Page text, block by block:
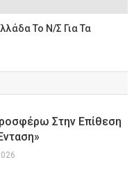
Το Ν/σ Για Τα
Στην Επίθεση